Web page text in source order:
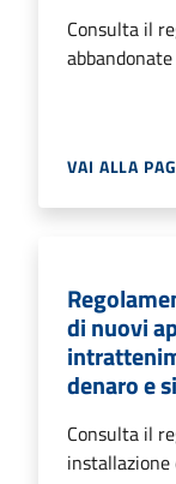
Consulta il
abbandonate
VAI ALLA
di nuovi
denaro e
Consulta il
installazione